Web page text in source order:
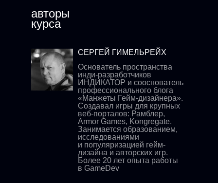
авторы
курса
СЕРГЕЙ ГИМЕЛЬРЕЙХ
Основатель пространства
инди-разработчиков
ИНДИКАТОР и сооснователь
профессионального блога
«Манжеты Гейм-дизайнера».
Создавал игры для крупных
веб-порталов: Рамблер,
Armor Games, Kongregate.
Занимается образованием,
исследованиями
и популяризацией гейм-
дизайна и авторских игр.
Более 20 лет опыта работы
в GameDev